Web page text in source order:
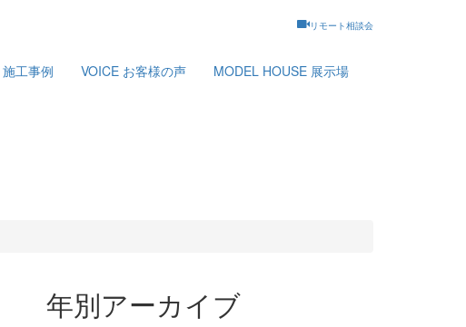
リモート相談会
施工事例 VOICE お客様の声 MODEL HOUSE 展示場
年別アーカイブ